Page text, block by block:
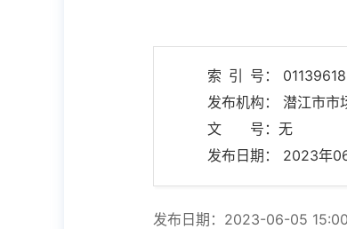
索 引 号：
发布机构： 潜江市市
文 号：无
发布日期： 2023年
发布日期：2023-06-05 15:00